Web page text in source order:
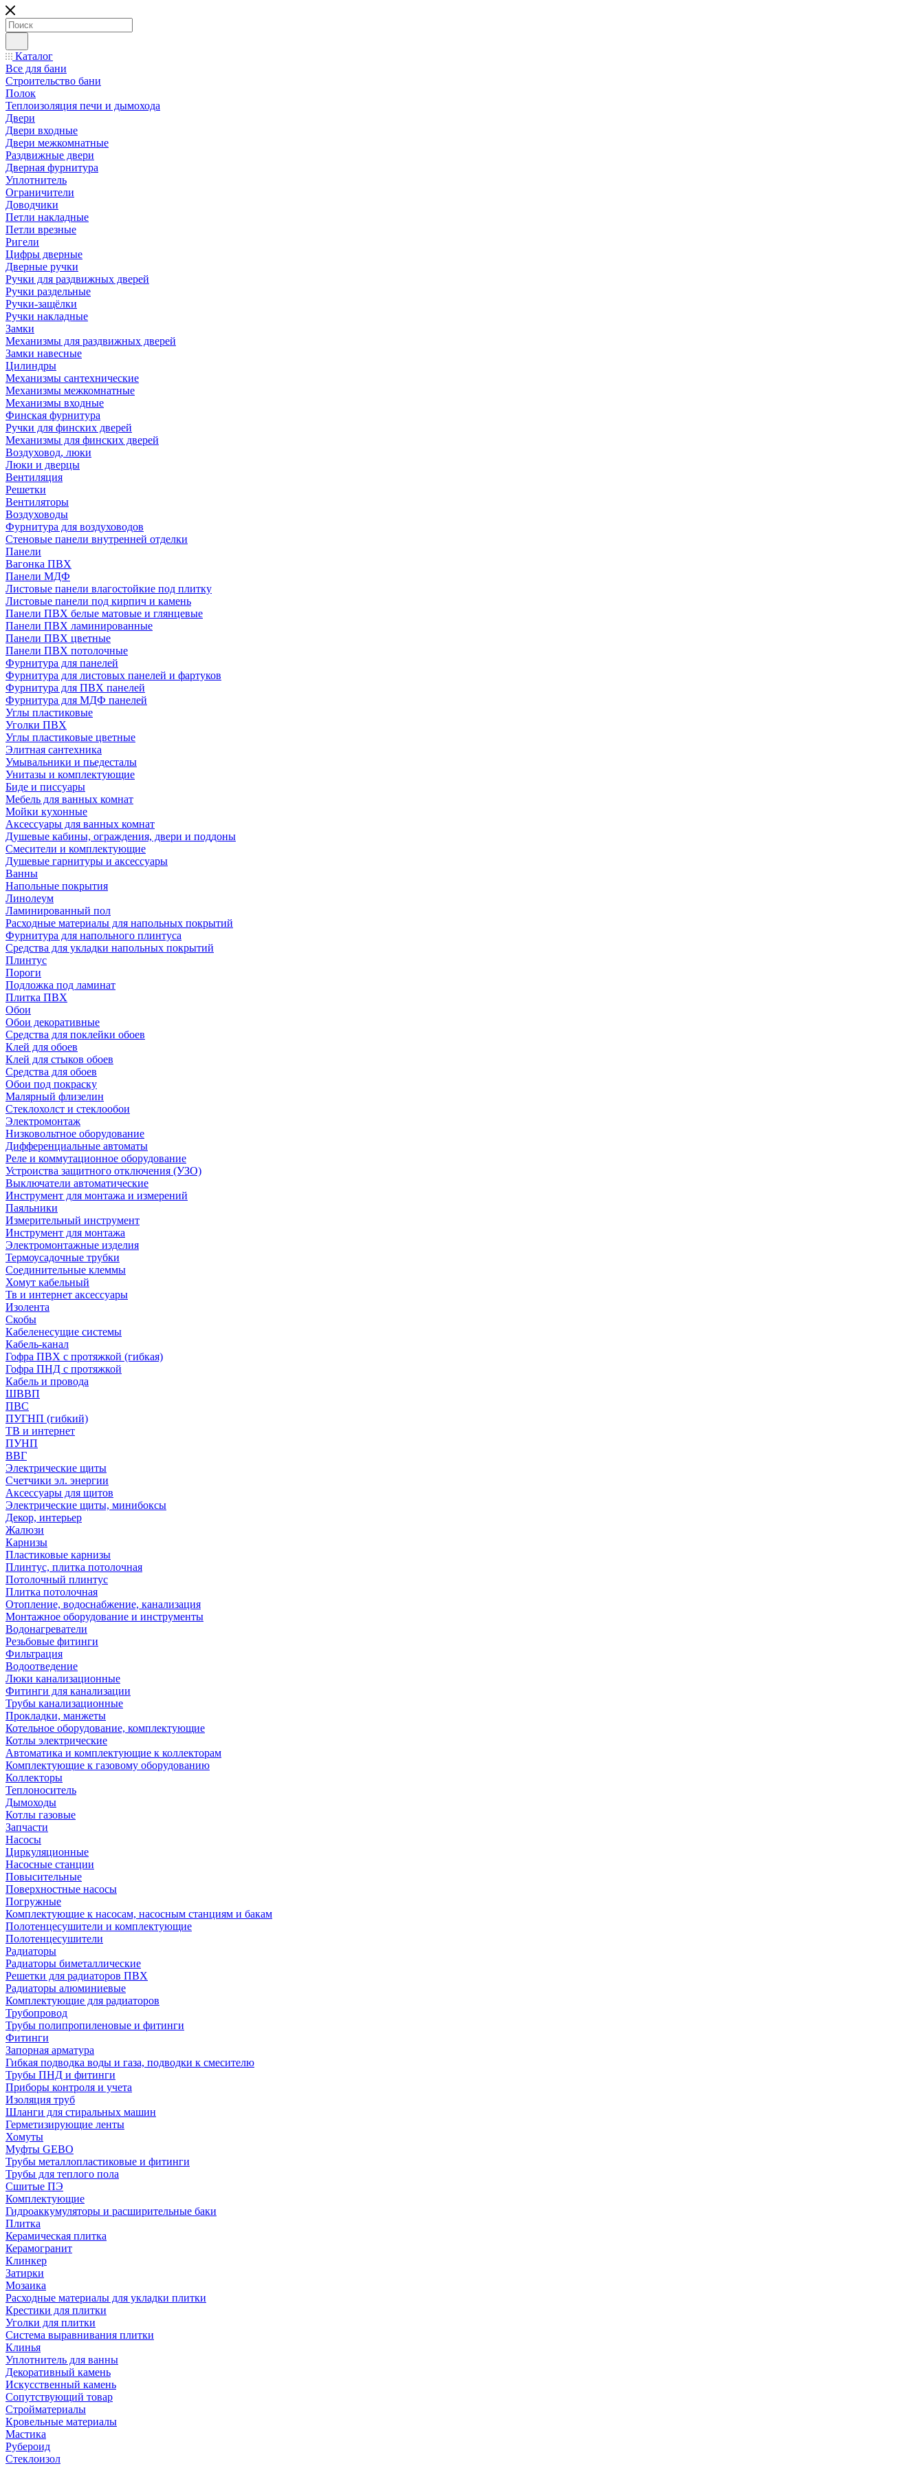
Каталог
Все для бани
Строительство бани
Полок
Теплоизоляция печи и дымохода
Двери
Двери входные
Двери межкомнатные
Раздвижные двери
Дверная фурнитура
Уплотнитель
Ограничители
Доводчики
Петли накладные
Петли врезные
Ригели
Цифры дверные
Дверные ручки
Ручки для раздвижных дверей
Ручки раздельные
Ручки-защёлки
Ручки накладные
Замки
Механизмы для раздвижных дверей
Замки навесные
Цилиндры
Механизмы сантехнические
Механизмы межкомнатные
Механизмы входные
Финская фурнитура
Ручки для финских дверей
Механизмы для финских дверей
Воздуховод, люки
Люки и дверцы
Вентиляция
Решетки
Вентиляторы
Воздуховоды
Фурнитура для воздуховодов
Стеновые панели внутренней отделки
Панели
Вагонка ПВХ
Панели МДФ
Листовые панели влагостойкие под плитку
Листовые панели под кирпич и камень
Панели ПВХ белые матовые и глянцевые
Панели ПВХ ламинированные
Панели ПВХ цветные
Панели ПВХ потолочные
Фурнитура для панелей
Фурнитура для листовых панелей и фартуков
Фурнитура для ПВХ панелей
Фурнитура для МДФ панелей
Углы пластиковые
Уголки ПВХ
Углы пластиковые цветные
Элитная сантехника
Умывальники и пьедесталы
Унитазы и комплектующие
Биде и писсуары
Мебель для ванных комнат
Мойки кухонные
Аксессуары для ванных комнат
Душевые кабины, ограждения, двери и поддоны
Смесители и комплектующие
Душевые гарнитуры и аксессуары
Ванны
Напольные покрытия
Линолеум
Ламинированный пол
Расходные материалы для напольных покрытий
Фурнитура для напольного плинтуса
Средства для укладки напольных покрытий
Плинтус
Пороги
Подложка под ламинат
Плитка ПВХ
Обои
Обои декоративные
Средства для поклейки обоев
Клей для обоев
Клей для стыков обоев
Средства для обоев
Обои под покраску
Малярный флизелин
Стеклохолст и стеклообои
Электромонтаж
Низковольтное оборудование
Дифференциальные автоматы
Реле и коммутационное оборудование
Устроиства защитного отключения (УЗО)
Выключатели автоматические
Инструмент для монтажа и измерений
Паяльники
Измерительный инструмент
Инструмент для монтажа
Электромонтажные изделия
Термоусадочные трубки
Соединительные клеммы
Хомут кабельный
Тв и интернет аксессуары
Изолента
Скобы
Кабеленесущие системы
Кабель-канал
Гофра ПВХ с протяжкой (гибкая)
Гофра ПНД с протяжкой
Кабель и провода
ШВВП
ПВС
ПУГНП (гибкий)
ТВ и интернет
ПУНП
ВВГ
Электрические щиты
Счетчики эл. энергии
Аксессуары для щитов
Электрические щиты, минибоксы
Декор, интерьер
Жалюзи
Карнизы
Пластиковые карнизы
Плинтус, плитка потолочная
Потолочный плинтус
Плитка потолочная
Отопление, водоснабжение, канализация
Монтажное оборудование и инструменты
Водонагреватели
Резьбовые фитинги
Фильтрация
Водоотведение
Люки канализационные
Фитинги для канализации
Трубы канализационные
Прокладки, манжеты
Котельное оборудование, комплектующие
Котлы электрические
Автоматика и комплектующие к коллекторам
Комплектующие к газовому оборудованию
Коллекторы
Теплоноситель
Дымоходы
Котлы газовые
Запчасти
Насосы
Циркуляционные
Насосные станции
Повысительные
Поверхностные насосы
Погружные
Комплектующие к насосам, насосным станциям и бакам
Полотенцесушители и комплектующие
Полотенцесушители
Радиаторы
Радиаторы биметаллические
Решетки для радиаторов ПВХ
Радиаторы алюминиевые
Комплектующие для радиаторов
Трубопровод
Трубы полипропиленовые и фитинги
Фитинги
Запорная арматура
Гибкая подводка воды и газа, подводки к смесителю
Трубы ПНД и фитинги
Приборы контроля и учета
Изоляция труб
Шланги для стиральных машин
Герметизирующие ленты
Хомуты
Муфты GEBO
Трубы металлопластиковые и фитинги
Трубы для теплого пола
Сшитые ПЭ
Комплектующие
Гидроаккумуляторы и расширительные баки
Плитка
Керамическая плитка
Керамогранит
Клинкер
Затирки
Мозаика
Расходные материалы для укладки плитки
Крестики для плитки
Уголки для плитки
Система выравнивания плитки
Клинья
Уплотнитель для ванны
Декоративный камень
Искусственный камень
Сопутствующий товар
Стройматериалы
Кровельные материалы
Мастика
Рубероид
Стеклоизол